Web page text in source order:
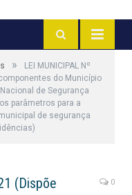
»
LEI MUNICIPAL Nº
do Município
de Segurança
parâmetros para a
de segurança
(Dispõe
0